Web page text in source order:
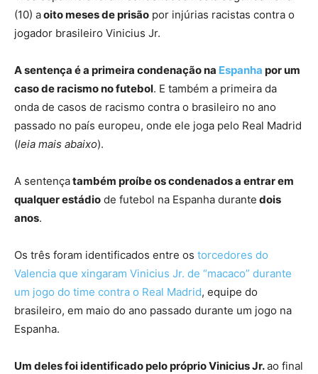
(10) aoito meses de prisão por injúrias racistas contra o
jogador brasileiro Vinicius Jr.
A sentença é a primeira condenação na Espanha por um
caso de racismo no futebol. E também a primeira da
onda de casos de racismo contra o brasileiro no ano
passado no país europeu, onde ele joga pelo Real Madrid
(leia mais abaixo).
A sentençatambém proíbe os condenados a entrar em
qualquer estádio de futebol na Espanha durante dois
anos.
Os três foram identificados entre os torcedores do
Valencia que xingaram Vinicius Jr. de “macaco” durante
um jogo do time contra o Real Madrid, equipe do
brasileiro, em maio do ano passado durante um jogo na
Espanha.
Um deles foi identificado pelo próprio Vinicius Jr.ao final